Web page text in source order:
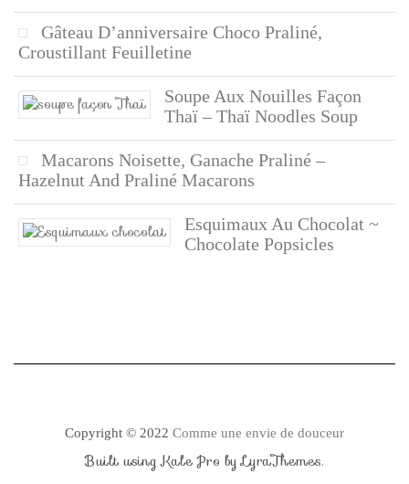
Gâteau D’anniversaire Choco Praliné,
Croustillant Feuilletine
Soupe Aux Nouilles Façon
Thaï – Thaï Noodles Soup
Macarons Noisette, Ganache Praliné –
Hazelnut And Praliné Macarons
Esquimaux Au Chocolat ~
Chocolate Popsicles
Copyright © 2022 Comme une envie de douceur
Built usingKale Pro byLyraThemes.